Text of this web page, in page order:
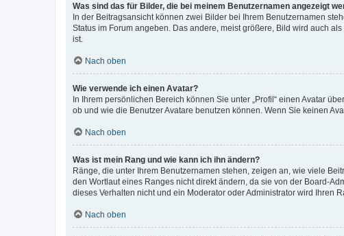
Was sind das für Bilder, die bei meinem Benutzernamen angezeigt
In der Beitragsansicht können zwei Bilder bei Ihrem Benutzernamen
Status im Forum angeben. Das andere, meist größere, Bild wird auch
ist.
Nach oben
Wie verwende ich einen Avatar?
In Ihrem persönlichen Bereich können Sie unter „Profil“ einen Avatar
ob und wie die Benutzer Avatare benutzen können. Wenn Sie keinen
Nach oben
Was ist mein Rang und wie kann ich ihn ändern?
Ränge, die unter Ihrem Benutzernamen stehen, zeigen an, wie viele
den Wortlaut eines Ranges nicht direkt ändern, da sie von der Board-
dieses Verhalten nicht und ein Moderator oder Administrator wird Ihren
Nach oben